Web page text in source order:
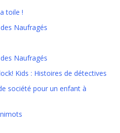
toile !
Naufragés
Naufragés
Kids : Histoires de détectives
société pour un enfant à